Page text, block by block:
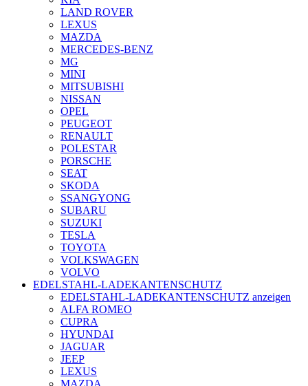
LAND ROVER
LEXUS
MAZDA
MERCEDES-BENZ
MG
MINI
MITSUBISHI
NISSAN
OPEL
PEUGEOT
RENAULT
POLESTAR
PORSCHE
SEAT
SKODA
SSANGYONG
SUBARU
SUZUKI
TESLA
TOYOTA
VOLKSWAGEN
VOLVO
EDELSTAHL-LADEKANTENSCHUTZ
EDELSTAHL-LADEKANTENSCHUTZ anzeigen
ALFA ROMEO
CUPRA
HYUNDAI
JAGUAR
JEEP
LEXUS
MAZDA